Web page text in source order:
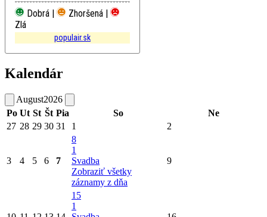
Dobrá |
Zhoršená |
Zlá
populair.sk
Kalendár
August2026
Po Ut St Št Pia So
Ne
27 28 29 30 31 1 2
3 4 5 6 7
8
1
Svadba
Zobraziť všetky
záznamy z dňa
9
15
1